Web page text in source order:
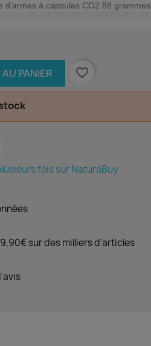
d'armes à capsules CO2 88 grammes.
PANIER favorite_border
fois sur NaturaBuy
sur des milliers d'articles